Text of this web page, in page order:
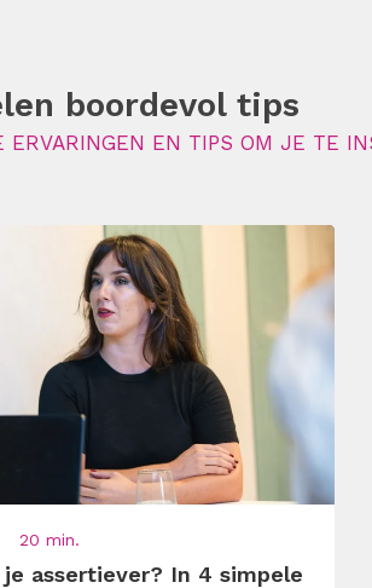
boordevol tips
EN TIPS OM JE TE
20 min.
assertiever? In 4 simpele